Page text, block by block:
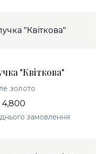
"Квіткова"
золото
4,800
замовлення